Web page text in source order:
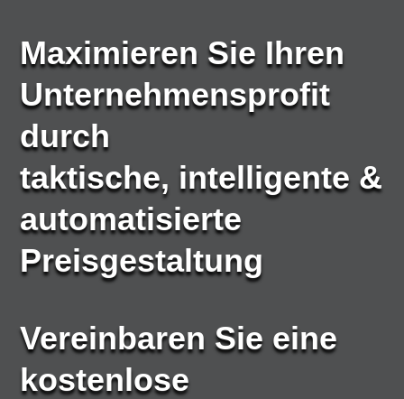
Maximieren Sie Ihren
Unternehmensprofit
durch
taktische, intelligente &
automatisierte
Preisgestaltung
Vereinbaren Sie eine
kostenlose